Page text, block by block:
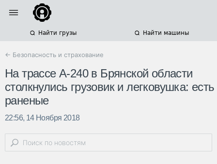
Найти грузы Найти машины
← Безопасность и страхование
На трассе А-240 в Брянской области
столкнулись грузовик и легковушка: есть
раненые
22:56, 14 Ноября 2018